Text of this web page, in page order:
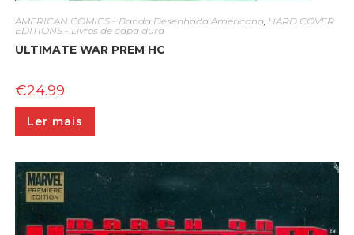
AMERICAN COMICS - Banda Desenhada Americana, HARD COVER
EDITIONS - Livros de capa dura
ULTIMATE WAR PREM HC
€24.99
Ler mais